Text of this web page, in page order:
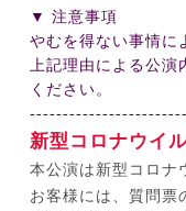
▼ 注意事項
やむを得ない事情に
上記理由による公演
ください。
新型コロナウイ
本公演は新型コロナ
お客様には、質問票